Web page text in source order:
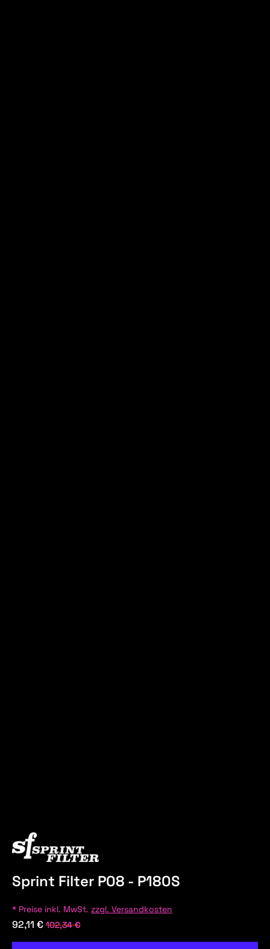
Sprint Filter P08 - P180S
* Preise inkl. MwSt. zzgl. Versandkosten
92,11 € 102,34 €